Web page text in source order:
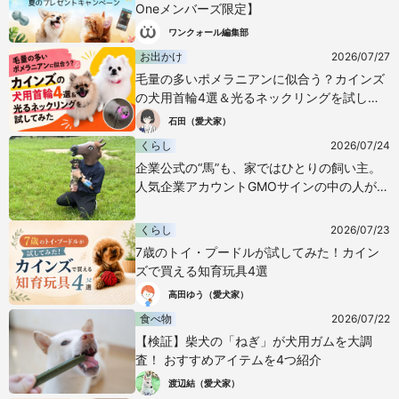
Oneメンバーズ限定】
ワンクォール編集部
お出かけ 2026/07/27
毛量の多いポメラニアンに似合う？カインズ
の犬用首輪4選＆光るネックリングを試して
みた
石田（愛犬家）
くらし 2026/07/24
企業公式の“馬”も、家ではひとりの飼い主。
人気企業アカウントGMOサインの中の人が語
くらし 2026/07/23
7歳のトイ・プードルが試してみた！カイン
ズで買える知育玩具4選
高田ゆう（愛犬家）
食べ物 2026/07/22
【検証】柴犬の「ねぎ」が犬用ガムを大調
査！ おすすめアイテムを4つ紹介
渡辺結（愛犬家）